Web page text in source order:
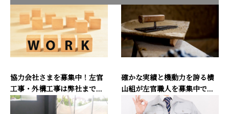
協力会社さまを募集中！左官
工事・外構工事は弊社まで...
確かな実績と機動力を誇る横
山組が左官職人を募集中で...